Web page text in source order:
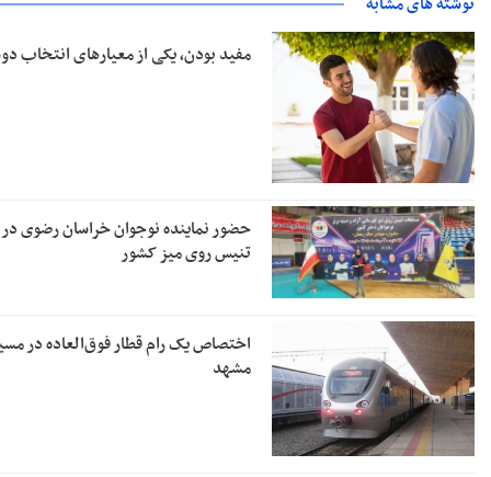
مفید بودن، یکی از معیارهای
حضور نماینده نوجوان خراسان رضوی
تنیس روی میز کشور
اختصاص یک رام قطار فوق‌العاده در
مشهد